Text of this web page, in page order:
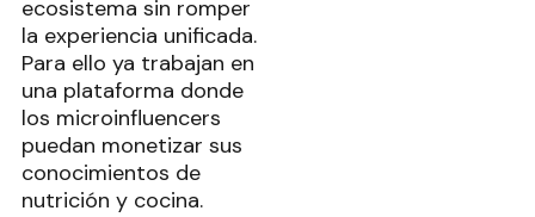
ecosistema sin romper
la experiencia unificada.
Para ello ya trabajan en
una plataforma donde
los microinfluencers
puedan monetizar sus
conocimientos de
nutrición y cocina.